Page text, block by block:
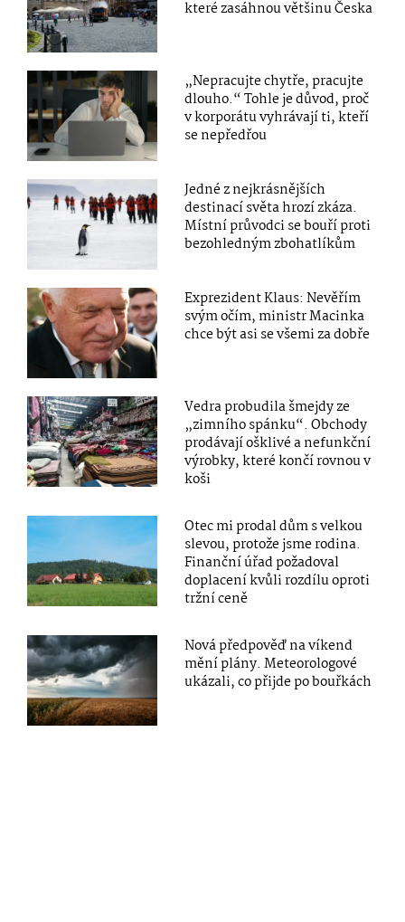
které zasáhnou většinu Česka
„Nepracujte chytře, pracujte
dlouho.“ Tohle je důvod, proč
v korporátu vyhrávají ti, kteří
se nepředřou
Jedné z nejkrásnějších
destinací světa hrozí zkáza.
Místní průvodci se bouří proti
bezohledným zbohatlíkům
Exprezident Klaus: Nevěřím
svým očím, ministr Macinka
chce být asi se všemi za dobře
Vedra probudila šmejdy ze
„zimního spánku“. Obchody
prodávají ošklivé a nefunkční
výrobky, které končí rovnou v
koši
Otec mi prodal dům s velkou
slevou, protože jsme rodina.
Finanční úřad požadoval
doplacení kvůli rozdílu oproti
tržní ceně
Nová předpověď na víkend
mění plány. Meteorologové
ukázali, co přijde po bouřkách